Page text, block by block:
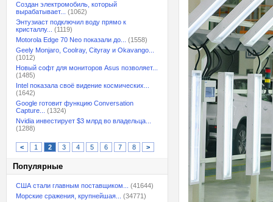
Создан электромобиль, который
вырабатывает...
(1062)
Энтузиаст подключил воду прямо к
кристаллу...
(1119)
Motorola Edge 70 Neo показали до...
(1558)
Geely Monjaro, Coolray, Cityray и Okavango...
(1012)
Новый софт для мониторов Asus позволяет...
(1485)
Intel показала своё видение космических...
(1642)
Google готовит функцию Conversation
Capture...
(1324)
Nvidia инвестирует $3 млрд во владельца...
(1288)
< 1 2 3 4 5 6 7 8 >
Популярные
США стали главным поставщиком...
(41644)
Морские сражения, крупнейшая...
(34771)